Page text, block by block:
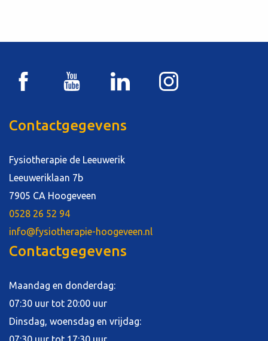
Contactgegevens
Fysiotherapie de Leeuwerik
Leeuweriklaan 7b
7905 CA Hoogeveen
0528 26 52 94
info@fysiotherapie-hoogeveen.nl
Contactgegevens
Maandag en donderdag:
07:30 uur tot 20:00 uur
Dinsdag, woensdag en vrijdag: